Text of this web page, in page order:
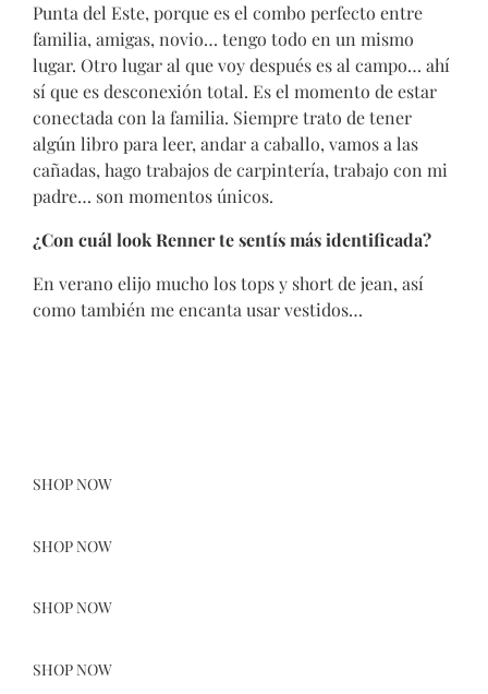
Punta del Este, porque es el combo perfecto entre
familia, amigas, novio… tengo todo en un mismo
lugar. Otro lugar al que voy después es al campo… ahí
sí que es desconexión total. Es el momento de estar
conectada con la familia. Siempre trato de tener
algún libro para leer, andar a caballo, vamos a las
cañadas, hago trabajos de carpintería, trabajo con mi
padre… son momentos únicos.
¿Con cuál look Renner te sentís más identificada?
En verano elijo mucho los tops y short de jean, así
como también me encanta usar vestidos…
SHOP NOW
SHOP NOW
SHOP NOW
SHOP NOW